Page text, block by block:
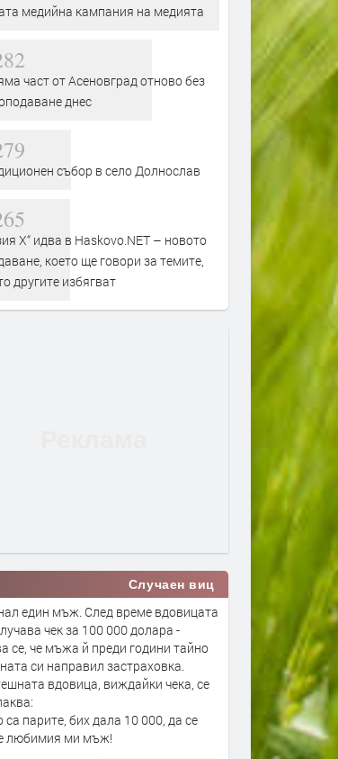
Питейна вода от морето:
медийна кампания на медията
част от Асеновград отново без
днес
събор в село Долнослав
Х“ идва в Haskovo.NET – новото
което ще говори за темите,
другите избягват
Случаен виц
един мъж. След време вдовицата
чек за 100 000 долара -
се, че мъжа й преди години тайно
си направил застраховка.
вдовица, виждайки чека, се
са парите, бих дала 10 000, да се
любимия ми мъж!